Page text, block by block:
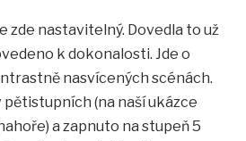
zde nastavitelný. Dovedla to už
k dokonalosti. Jde o
nasvícených scénách.
pětistupních (na naší ukázce
a zapnuto na stupeň 5